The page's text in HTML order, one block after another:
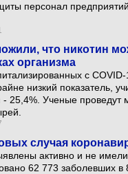
персонал
что никотин
организма
c
низкий показатель,
- 25,4%. Ученые
случая
активно и не
62 773 заболевших